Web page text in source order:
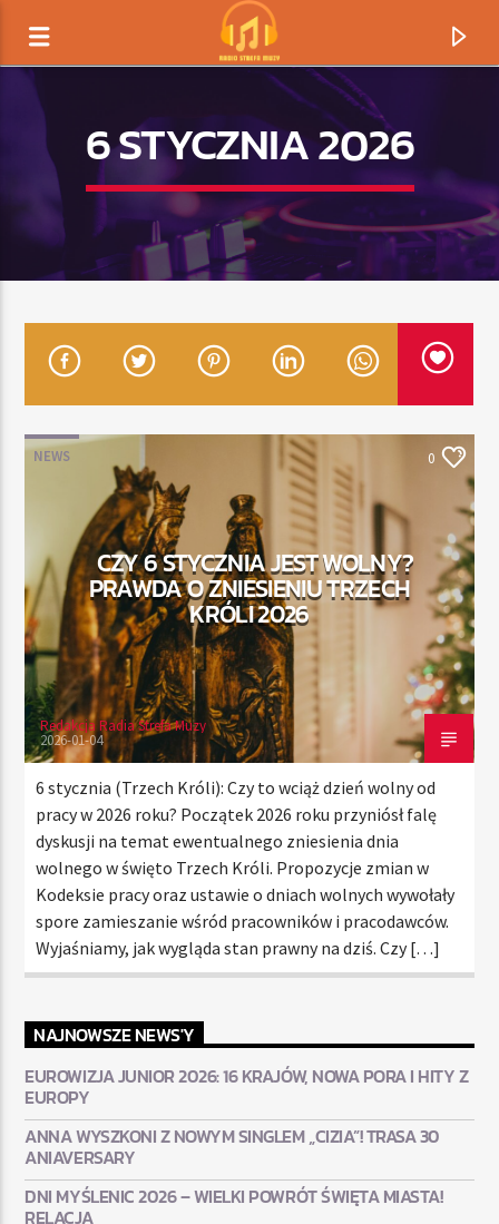
TYTUŁ
TERAZ
RADIO STREFA MUZY
00:00 24:00
6 STYCZNIA 2026
NEWS 0
CZY 6 STYCZNIA JEST WOLNY?
PRAWDA O ZNIESIENIU TRZECH
KRÓLI 2026
Redakcja Radia Strefa Muzy
2026-01-04
6 stycznia (Trzech Króli): Czy to wciąż dzień wolny od
pracy w 2026 roku? Początek 2026 roku przyniósł falę
dyskusji na temat ewentualnego zniesienia dnia
wolnego w święto Trzech Króli. Propozycje zmian w
Kodeksie pracy oraz ustawie o dniach wolnych wywołały
spore zamieszanie wśród pracowników i pracodawców.
Wyjaśniamy, jak wygląda stan prawny na dziś. Czy […]
NAJNOWSZE NEWS'Y
EUROWIZJA JUNIOR 2026: 16 KRAJÓW, NOWA PORA I HITY Z
EUROPY
ANNA WYSZKONI Z NOWYM SINGLEM „CIZIA”! TRASA 30
ANIAVERSARY
DNI MYŚLENIC 2026 – WIELKI POWRÓT ŚWIĘTA MIASTA!
RELACJA